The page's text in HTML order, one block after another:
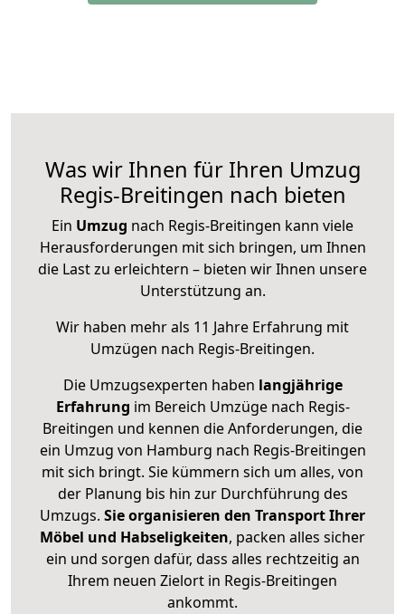
Was wir Ihnen für Ihren Umzug
Regis-Breitingen nach bieten
Ein Umzug nach Regis-Breitingen kann viele
Herausforderungen mit sich bringen, um Ihnen
die Last zu erleichtern – bieten wir Ihnen unsere
Unterstützung an.
Wir haben mehr als 11 Jahre Erfahrung mit
Umzügen nach Regis-Breitingen.
Die Umzugsexperten haben langjährige
Erfahrung im Bereich Umzüge nach Regis-
Breitingen und kennen die Anforderungen, die
ein Umzug von Hamburg nach Regis-Breitingen
mit sich bringt. Sie kümmern sich um alles, von
der Planung bis hin zur Durchführung des
Umzugs. Sie organisieren den Transport Ihrer
Möbel und Habseligkeiten, packen alles sicher
ein und sorgen dafür, dass alles rechtzeitig an
Ihrem neuen Zielort in Regis-Breitingen
ankommt.